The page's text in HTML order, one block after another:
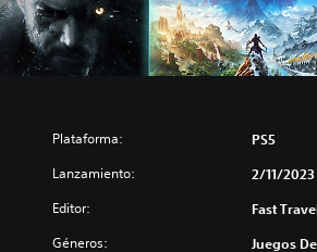
Plataforma: PS5
Lanzamiento: 2/11/2023
Editor: Fast
Géneros: Juegos